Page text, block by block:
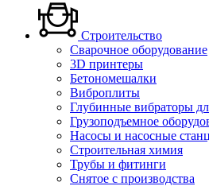
Строительство
Сварочное оборудование
3D принтеры
Бетономешалки
Виброплиты
Глубинные вибраторы
Грузоподъемное
Насосы и насосные
Строительная химия
Трубы и фитинги
Снятое с производства